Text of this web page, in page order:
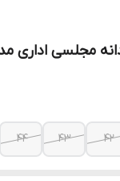
مجلسی اداری
۴۲ ۴۳ ۴۴